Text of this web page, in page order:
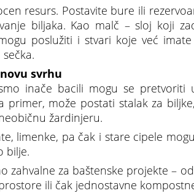
resurs. Postavite bure ili
biljaka. Kao malč – sloj koji
poslužiti i stvari koje već
svrhu
inače bacili mogu se pretvoriti
primer, može postati stalak za
žardinjeru.
limenke, pa čak i stare cipele
bilje.
zahvalne za baštenske projekte –
ili čak jednostavne